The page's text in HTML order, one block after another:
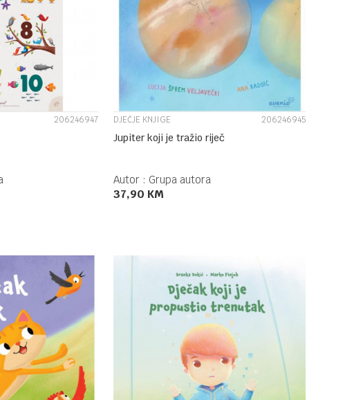
206246947
UPOREDI
DJEČJE KNJIGE 206246945
Jupiter koji je tražio riječ
Autor : Grupa autora
37,90 KM
UPOREDI